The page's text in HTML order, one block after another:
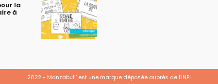
la
à
2022 - Manzabull' est une marque déposée auprès de l'INPI